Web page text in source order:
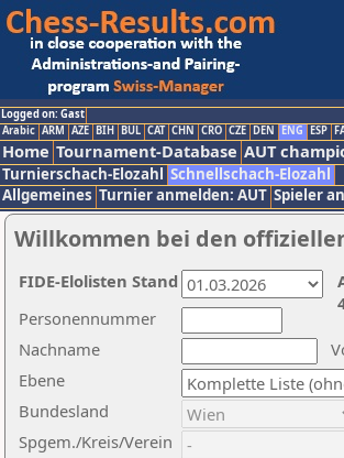
Logged on: Gast
Arabic ARM AZE BIH BUL CAT CHN CRO CZE DEN ENG ESP
Home Tournament-Database AUT
Turnierschach-Elozahl Schnellschach-Elozahl
Allgemeines Turnier anmelden: AUT Spieler
Willkommen bei den
Nachname
Ebene
Personennummer
Bundesland
Spgem./Kreis/Verein
FIDE-Elolisten Stand